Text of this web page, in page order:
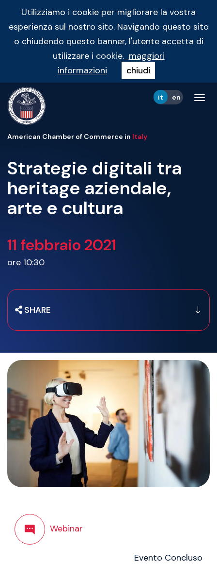
Utilizziamo i cookie per migliorare la vostra
esperienza sul nostro sito. Navigando questo sito
o chiudendo questo banner, l'utente accetta di
utilizzare i cookie. maggiori
informazioni
chiudi
it en
American Chamber of Commerce in Italy
Strategie digitali tra
heritage aziendale,
arte e cultura
11 febbraio 2021
ore 10:30
SHARE
Webinar
Evento Concluso